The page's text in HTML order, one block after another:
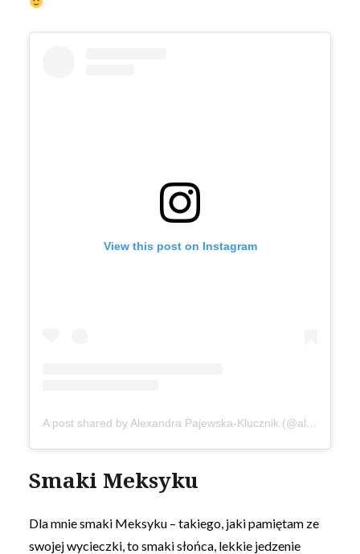
View this post on Instagram
A post shared by Alexandra Pajewska-Klucznik (@alexandrapajewska)
Smaki Meksyku
Dla mnie smaki Meksyku – takiego, jaki pamiętam ze
swojej wycieczki, to smaki słońca, lekkie jedzenie